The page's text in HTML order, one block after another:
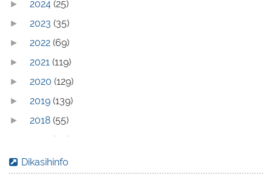
► 2024 (25)
► 2023 (35)
► 2022 (69)
► 2021 (119)
► 2020 (129)
► 2019 (139)
► 2018 (55)
(70)
► 2016(83)
Dikasihinfo